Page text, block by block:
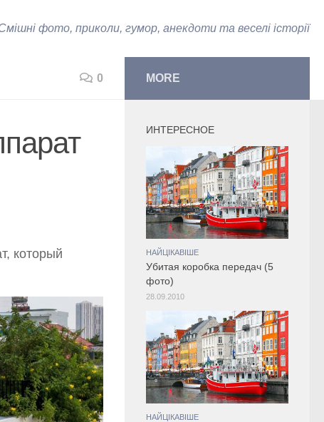
фото, приколи, гумор, анекдоти та веселі історії
0
который
MORE
ИНТЕРЕСНОЕ
НАЙЦІКАВІШЕ
Убитая коробка передач (5
фото)
28.09.2010
НАЙЦІКАВІШЕ